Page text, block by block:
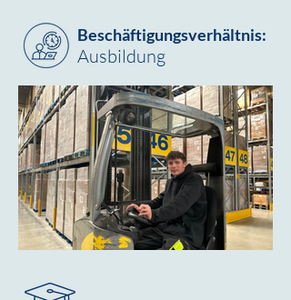
Beschäftigungsverhältnis:
Ausbildung